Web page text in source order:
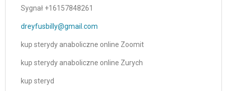
Sygnał +16157848261
dreyfusbilly@gmail.com
kup sterydy anaboliczne online Zoomit
kup sterydy anaboliczne online Zurych
kup steryd